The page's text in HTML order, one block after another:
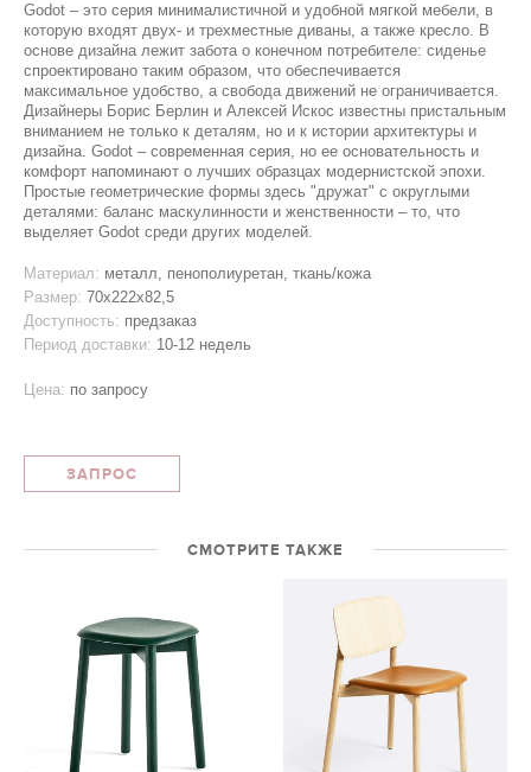
Godot – это серия минималистичной и удобной мягкой мебели, в
которую входят двух- и трехместные диваны, а также кресло. В
основе дизайна лежит забота о конечном потребителе: сиденье
спроектировано таким образом, что обеспечивается
максимальное удобство, а свобода движений не ограничивается.
Дизайнеры Борис Берлин и Алексей Искос известны пристальным
вниманием не только к деталям, но и к истории архитектуры и
дизайна. Godot – современная серия, но ее основательность и
комфорт напоминают о лучших образцах модернистской эпохи.
Простые геометрические формы здесь "дружат" с округлыми
деталями: баланс маскулинности и женственности – то, что
выделяет Godot среди других моделей.
Материал: металл, пенополиуретан, ткань/кожа
Размер: 70x222x82,5
Доступность: предзаказ
Период доставки: 10-12 недель
Цена: по запросу
ЗАПРОС
СМОТРИТЕ ТАКЖЕ